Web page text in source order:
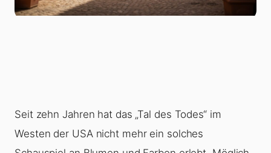
Seit zehn Jahren hat das „Tal des Todes“ im
Westen der USA nicht mehr ein solches